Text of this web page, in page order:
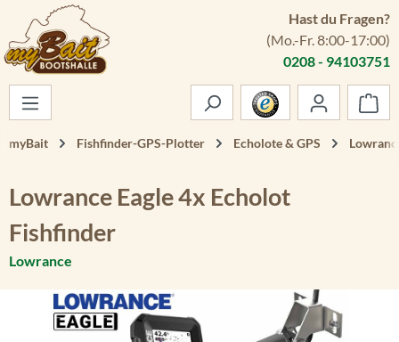
Zum Hauptinhalt springen
Hast du Fragen?
(Mo.-Fr. 8:00-17:00)
0208 - 94103751
myBait Fishfinder-GPS-Plotter Echolote & GPS
Lowrance Eagle 4x Echolot
Fishfinder
Lowrance
Bildergalerie überspringen